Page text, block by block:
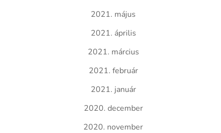
2021. május
2021. április
2021. március
2021. február
2021. január
2020. december
2020. november